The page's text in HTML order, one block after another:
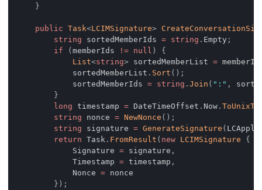
}
public Task<LCIMSignature>
string sortedMemberIds = string . Empty ;
if
( memberIds != null )
{
List<string> sortedMemberList =
            sortedMemberList
. Sort ( ) ;
            sortedMemberIds
= string . Join ( ":" ,
}
long timestamp = DateTimeOffset . Now .
string nonce = NewNonce ( ) ;
string signature = GenerateSignature (
return Task . FromResult ( new LCIMSignature
{
            Signature
= signature ,
            Timestamp
= timestamp ,
            Nonce
= nonce
} ) ;